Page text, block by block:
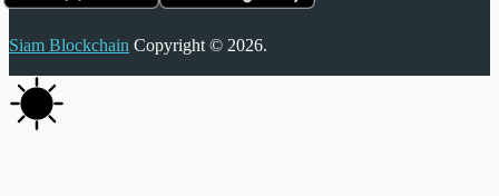
Siam Blockchain Copyright © 2026.